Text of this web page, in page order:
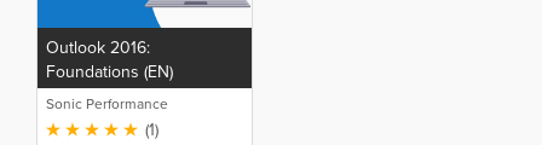
Outlook 2016:
Foundations (EN)
Sonic Performance
(1)